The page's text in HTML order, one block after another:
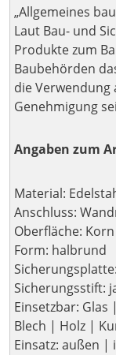
„Allgemeines
Laut Bau- und
Produkte zum
Baubehörden
die
Genehmigung
Angaben zum
Material:
Anschluss:
Oberfläche:
Form: halbrund
Sicherungsstift:
Einsetzbar:
Blech | Holz |
Einsatz: außen |